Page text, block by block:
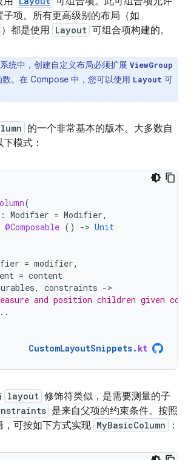
项。所有更高级别的布局（如
）都是使用 Layout 可组合项构建的。
统中，创建自定义布局必须扩展 ViewGroup
。在 Compose 中，您可以使用 Layout 可
的一个非常基本的版本。大多数自
模式：
(
: Modifier = Modifier,
@Composable () -> Unit
= modifier,
= content
, constraints -
and position children given
CustomLayoutSnippets. kt
layout 修饰符类似，是需要测量的子
是来自父项的约束条件。按照
可按如下方式实现 MyBasicColumn ：